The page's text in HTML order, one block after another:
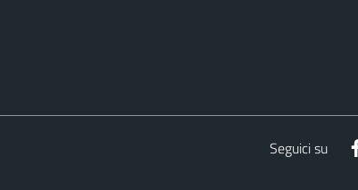
Seguici su